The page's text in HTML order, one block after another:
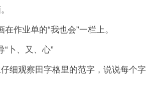
在作业单的“我也会”一栏上。
“卜、又、心”
细观察田字格里的范字，说说每个字